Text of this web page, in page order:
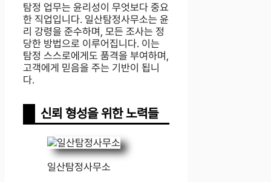
탐정 업무는 윤리성이 무엇보다 중요
한 직업입니다. 일산탐정사무소는 윤
리 강령을 준수하며, 모든 조사는 정
당한 방법으로 이루어집니다. 이는
탐정 스스로에게도 품격을 부여하며,
고객에게 믿음을 주는 기반이 됩니
다.
신뢰 형성을 위한 노력들
일산탐정사무소